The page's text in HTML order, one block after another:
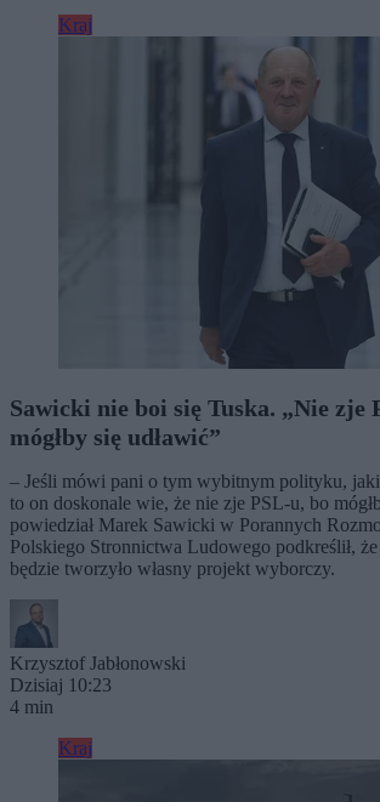
Kraj
Sawicki nie boi się Tuska. „Nie zje
mógłby się udławić”
– Jeśli mówi pani o tym wybitnym polityku,
to on doskonale wie, że nie zje PSL-u, bo
powiedział Marek Sawicki w Porannych
Polskiego Stronnictwa Ludowego podkreślił,
będzie tworzyło własny projekt wyborczy.
Krzysztof Jabłonowski
Dzisiaj 10:23
4 min
Kraj